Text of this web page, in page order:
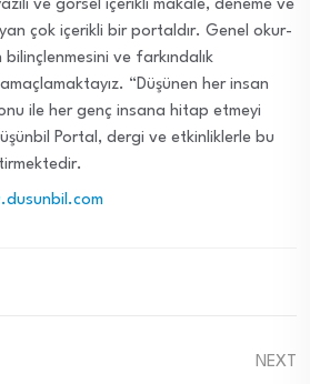
ve görsel içerikli makale, deneme ve
çok içerikli bir portaldır. Genel okur-
ve farkındalık
amaçlamaktayız. “Düşünen her insan
ile her genç insana hitap etmeyi
Portal, dergi ve etkinliklerle bu
NEXT